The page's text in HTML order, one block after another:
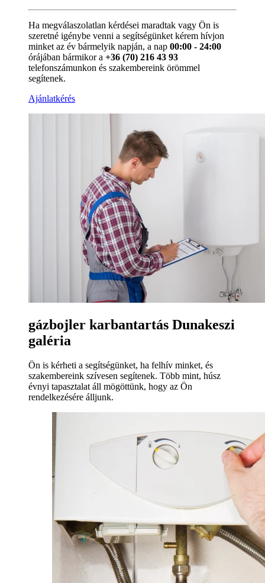
Ha megválaszolatlan kérdései maradtak vagy Ön is
szeretné igénybe venni a segítségünket kérem hívjon
minket az év bármelyik napján, a nap 00:00 - 24:00
órájában bármikor a +36 (70) 216 43 93
telefonszámunkon és szakembereink örömmel
segítenek.
Ajánlatkérés
gázbojler karbantartás Dunakeszi
galéria
Ön is kérheti a segítségünket, ha felhív minket, és
szakembereink szívesen segítenek. Több mint, húsz
évnyi tapasztalat áll mögöttünk, hogy az Ön
rendelkezésére álljunk.